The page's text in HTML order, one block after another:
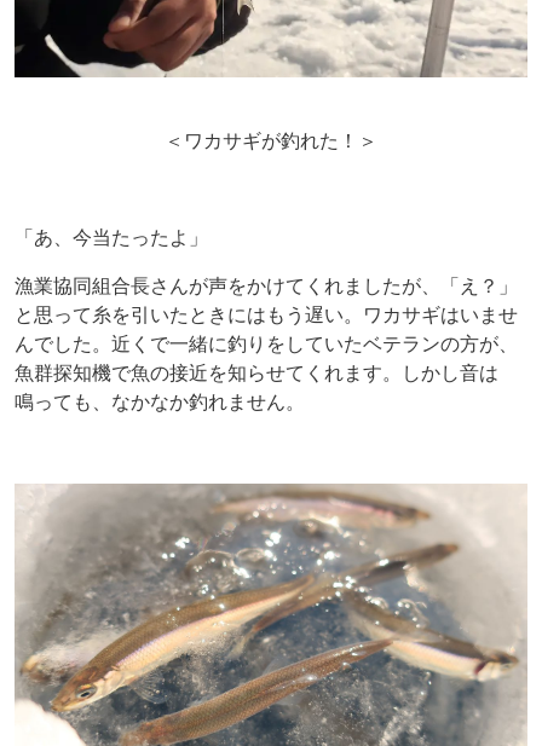
＜ワカサギが釣れた！＞
「あ、今当たったよ」
漁業協同組合長さんが声をかけてくれましたが、「え？」
と思って糸を引いたときにはもう遅い。ワカサギはいませ
んでした。近くで一緒に釣りをしていたベテランの方が、
魚群探知機で魚の接近を知らせてくれます。しかし音は
鳴っても、なかなか釣れません。